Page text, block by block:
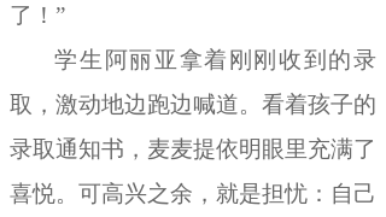
了！ ”
学生阿丽亚拿着刚刚收到的录
取 ， 激动地边跑边喊道。看着孩子的
录取通知书 ， 麦麦提依明眼里充满了
喜悦。可高兴之余 ， 就是担忧： 自己